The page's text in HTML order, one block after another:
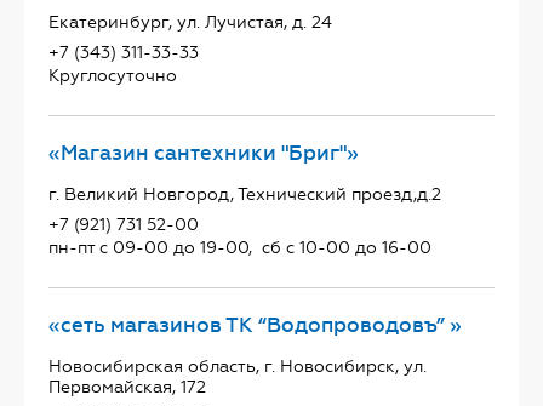
Екатеринбург, ул. Лучистая, д. 24
+7 (343) 311-33-33
Круглосуточно
«Магазин сантехники "Бриг"»
г. Великий Новгород, Технический проезд,д.2
+7 (921) 731 52-00
пн-пт с 09-00 до 19-00, сб с 10-00 до 16-00
«сеть магазинов ТК “Водопроводовъ” »
Новосибирская область, г. Новосибирск, ул.
Первомайская, 172